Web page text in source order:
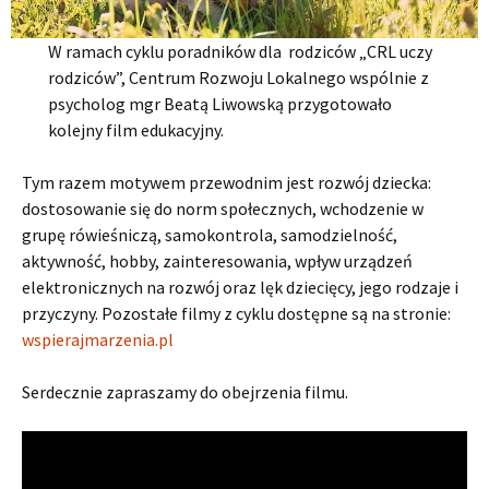
W ramach cyklu poradników dla rodziców „CRL uczy
rodziców”, Centrum Rozwoju Lokalnego wspólnie z
psycholog mgr Beatą Liwowską przygotowało
kolejny film edukacyjny.
Tym razem motywem przewodnim jest rozwój dziecka:
dostosowanie się do norm społecznych, wchodzenie w
grupę rówieśniczą, samokontrola, samodzielność,
aktywność, hobby, zainteresowania, wpływ urządzeń
elektronicznych na rozwój oraz lęk dziecięcy, jego rodzaje i
przyczyny. Pozostałe filmy z cyklu dostępne są na stronie:
wspierajmarzenia.pl
Serdecznie zapraszamy do obejrzenia filmu.